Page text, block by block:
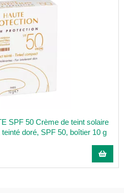
SPF 50 Crème de teint solaire
doré, SPF 50, boîtier 10 g